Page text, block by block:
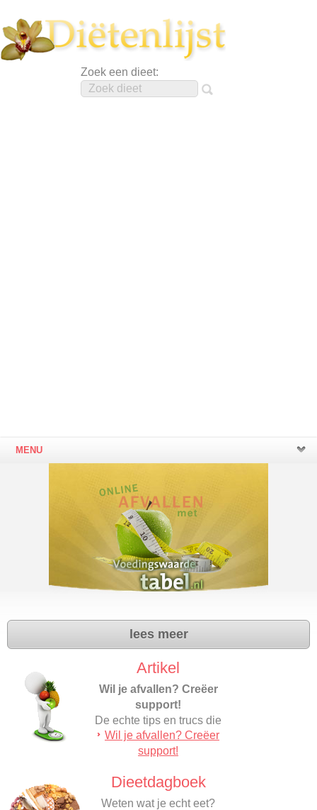
Zoek een dieet:
MENU
lees meer
Artikel
Wil je afvallen? Creëer
support!
De echte tips en trucs die
helpen met afvallen…
Wil je afvallen? Creëer
support!
Dieetdagboek
Weten wat je echt eet?